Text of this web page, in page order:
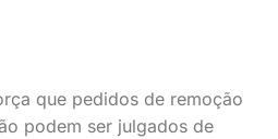
que pedidos de remoção
podem ser julgados de